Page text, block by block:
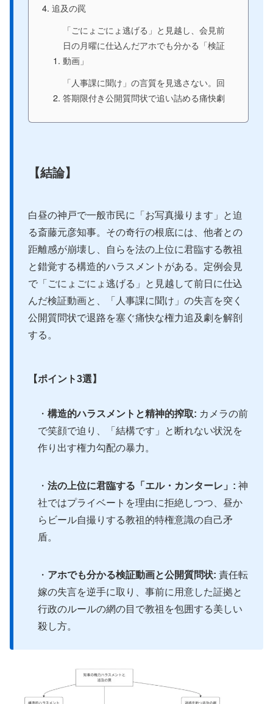
追及の罠
「ごにょごにょ逃げる」と見越し、会見前
日の月曜に仕込んだアホでも分かる「検証
動画」
「人事課に聞け」の言質を見逃さない。回
答期限付き公開質問状で追い詰める痛快劇
【結論】
白昼の神戸で一般市民に「お写真撮ります」と迫
る斎藤元彦知事。その奇行の根底には、他者との
距離感が崩壊し、自らを法の上位に君臨する教祖
と錯覚する構造的ハラスメントがある。定例会見
で「ごにょごにょ逃げる」と見越して前日に仕込
んだ検証動画と、「人事課に聞け」の失言を突く
公開質問状で退路を塞ぐ痛快な権力追及劇を解剖
する。
【ポイント3選】
・ 構造的ハラスメントと精神的搾取: カメラの前
で笑顔で迫り、「結構です」と断れない状況を
作り出す権力勾配の暴力。
・ 法の上位に君臨する「エル・カンターレ」: 神
社ではプライベートを理由に拒絶しつつ、昼か
らビール自撮りする教祖的特権意識の自己矛
盾。
・ アホでも分かる検証動画と公開質問状: 責任転
嫁の失言を逆手に取り、事前に用意した証拠と
行政のルールの網の目で教祖を包囲する美しい
殺し方。